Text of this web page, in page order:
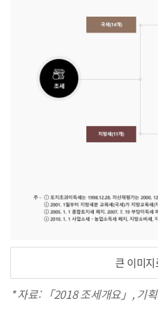
큰 이미
* 자료: 「2018 조세개요」, 기